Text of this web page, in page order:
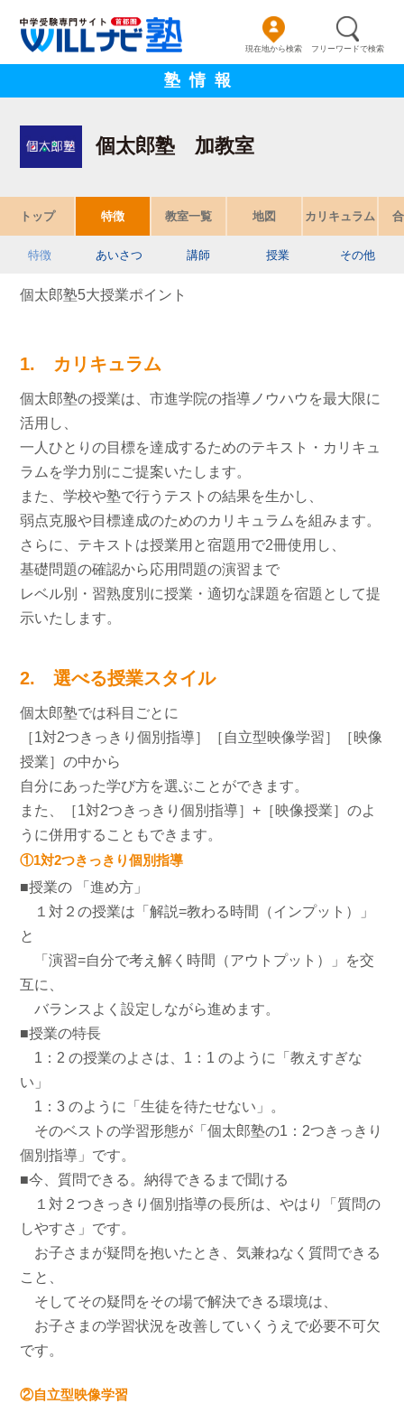
現在地から検索 フリーワードで検索
塾情報
個太郎塾 加教室
トップ 特徴 教室一覧 地図 カリキュラム
特徴 あいさつ 講師 授業 その他
個太郎塾5大授業ポイント
1. カリキュラム
個太郎塾の授業は、市進学院の指導ノウハウを最大限に
活用し、
一人ひとりの目標を達成するためのテキスト・カリキュ
ラムを学力別にご提案いたします。
また、学校や塾で行うテストの結果を生かし、
弱点克服や目標達成のためのカリキュラムを組みます。
さらに、テキストは授業用と宿題用で2冊使用し、
基礎問題の確認から応用問題の演習まで
レベル別・習熟度別に授業・適切な課題を宿題として提
示いたします。
2. 選べる授業スタイル
個太郎塾では科目ごとに
［1対2つきっきり個別指導］［自立型映像学習］［映像
授業］の中から
自分にあった学び方を選ぶことができます。
また、［1対2つきっきり個別指導］+［映像授業］のよ
うに併用することもできます。
①1対2つきっきり個別指導
■授業の 「進め方」
１対２の授業は「解説=教わる時間（インプット）」
と
「演習=自分で考え解く時間（アウトプット）」を交
互に、
バランスよく設定しながら進めます。
■授業の特長
1：2 の授業のよさは、1：1 のように「教えすぎな
い」
1：3 のように「生徒を待たせない」。
そのベストの学習形態が「個太郎塾の1：2つきっきり
個別指導」です。
■今、質問できる。納得できるまで聞ける
１対２つきっきり個別指導の長所は、やはり「質問の
しやすさ」です。
お子さまが疑問を抱いたとき、気兼ねなく質問できる
こと、
そしてその疑問をその場で解決できる環境は、
お子さまの学習状況を改善していくうえで必要不可欠
です。
②自立型映像学習